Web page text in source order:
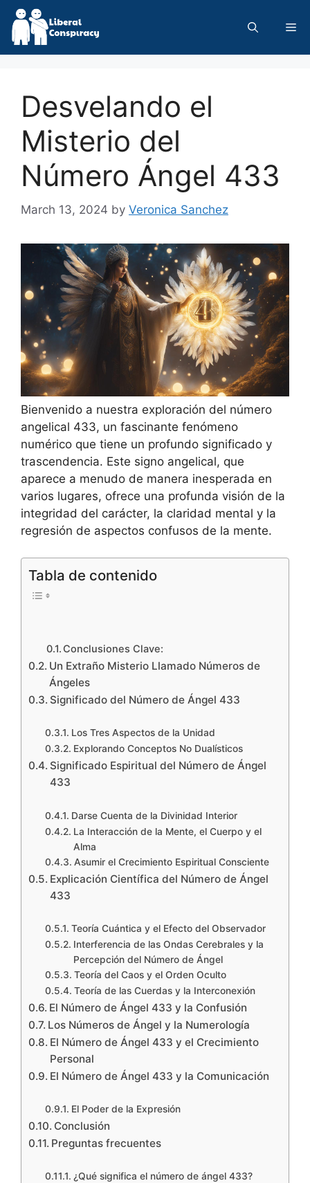
Skip
content
Desvelando el
Misterio del
Número Ángel 433
March 13, 2024 by Veronica Sanchez
Bienvenido a nuestra exploración del número
angelical 433, un fascinante fenómeno
numérico que tiene un profundo significado y
trascendencia. Este signo angelical, que
aparece a menudo de manera inesperada en
varios lugares, ofrece una profunda visión de la
integridad del carácter, la claridad mental y la
regresión de aspectos confusos de la mente.
Tabla de contenido
Conclusiones Clave:
Un Extraño Misterio Llamado Números de
Ángeles
Significado del Número de Ángel 433
Los Tres Aspectos de la Unidad
Explorando Conceptos No Dualísticos
Significado Espiritual del Número de Ángel
433
Darse Cuenta de la Divinidad Interior
La Interacción de la Mente, el Cuerpo y el
Alma
Asumir el Crecimiento Espiritual Consciente
Explicación Científica del Número de Ángel
433
Teoría Cuántica y el Efecto del Observador
Interferencia de las Ondas Cerebrales y la
Percepción del Número de Ángel
Teoría del Caos y el Orden Oculto
Teoría de las Cuerdas y la Interconexión
El Número de Ángel 433 y la Confusión
Los Números de Ángel y la Numerología
El Número de Ángel 433 y el Crecimiento
Personal
El Número de Ángel 433 y la Comunicación
El Poder de la Expresión
Conclusión
Preguntas frecuentes
¿Qué significa el número de ángel 433?